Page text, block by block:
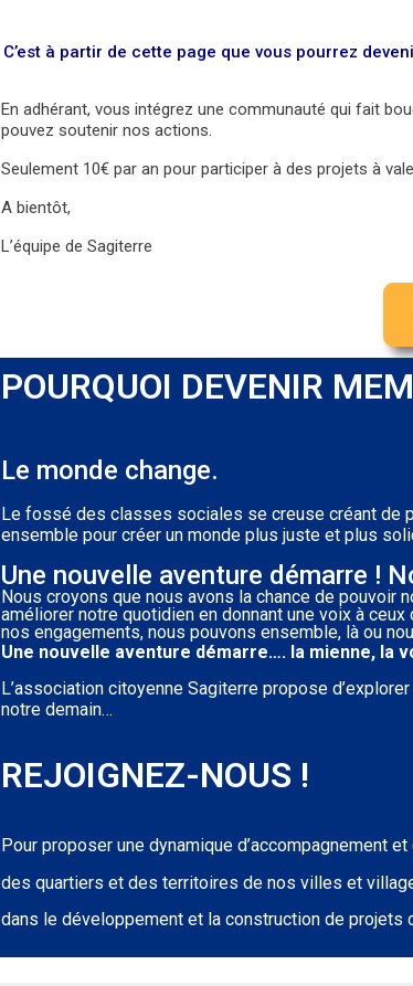
C’est à partir de cette page que vous pourrez
En adhérant, vous intégrez une communauté qui fait
pouvez soutenir nos actions.
Seulement 10€ par an pour participer à des projets à
A bientôt,
L’équipe de Sagiterre
POURQUOI DEVENIR
Le monde change.
Le fossé des classes sociales se creuse créant de
ensemble pour créer un monde plus juste et plus
Une nouvelle aventure démarre !
Nous croyons que nous avons la chance de
améliorer notre quotidien en donnant une voix à
nos engagements, nous pouvons ensemble, là ou
Une nouvelle aventure démarre…. la mienne, la
L’association citoyenne Sagiterre propose
notre demain…
REJOIGNEZ-NOUS !
Pour proposer une dynamique d’accompagnement
des quartiers et des territoires de nos villes et
dans le développement et la construction de projets